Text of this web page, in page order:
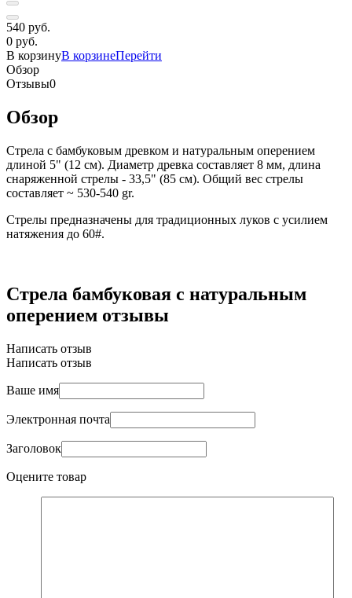
540 руб.
0 руб.
В корзинуВ корзинеПерейти
Обзор
Отзывы0
Обзор
Стрела с бамбуковым древком и натуральным оперением
длиной 5" (12 см). Диаметр древка составляет 8 мм, длина
снаряженной стрелы - 33,5" (85 см). Общий вес стрелы
составляет ~ 530-540 gr.
Стрелы предназначены для традиционных луков с усилием
натяжения до 60#.
Стрела бамбуковая с натуральным
оперением отзывы
Написать отзыв
Написать отзыв
Ваше имя
Электронная почта
Заголовок
Оцените товар